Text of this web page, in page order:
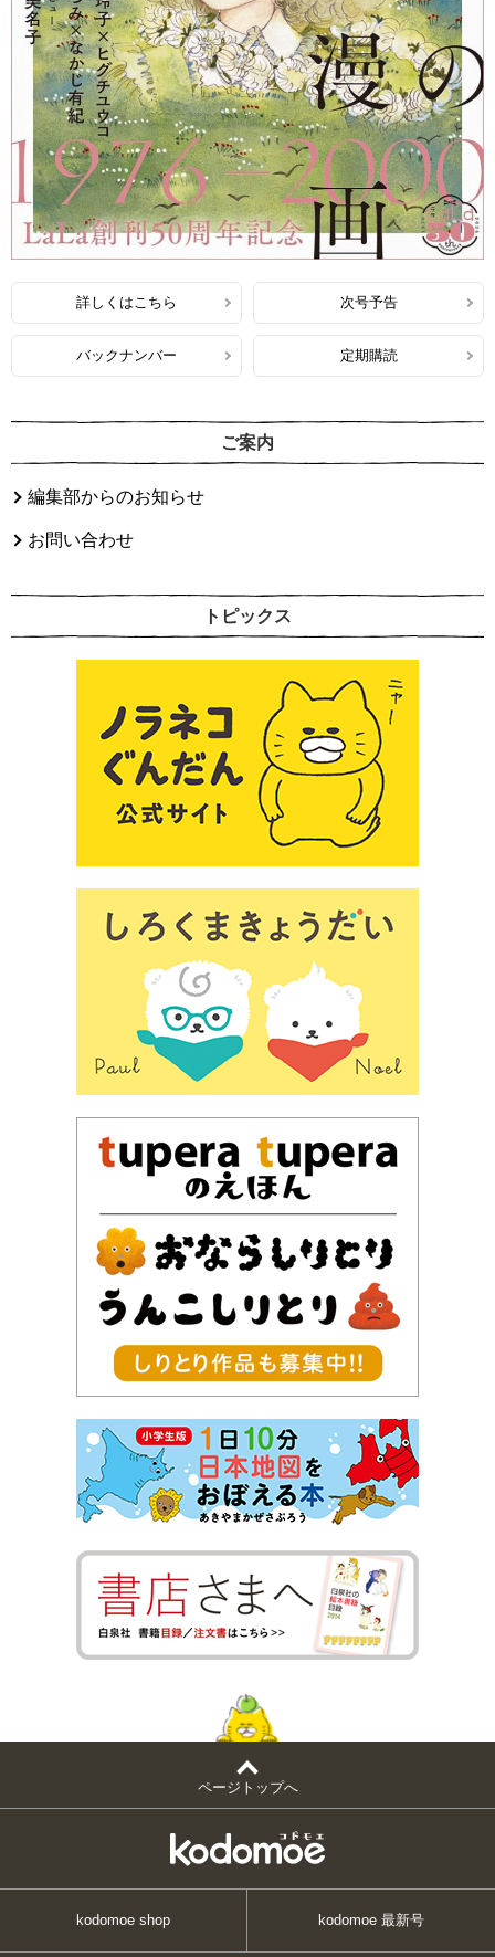
詳しくはこちら 次号予告
バックナンバー 定期購読
ご案内
編集部からのお知らせ
お問い合わせ
トピックス
ページトップへ
kodomoe shop kodomoe 最新号